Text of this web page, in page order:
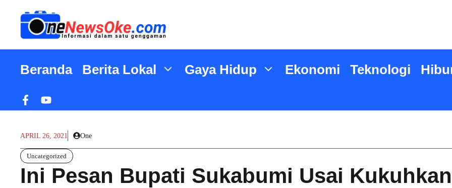
Beranda Berita Lokal Gaya Hidup Ekonomi Teknologi
APRIL 26, 2021 One
Uncategorized
Ini Pesan Bupati Sukabumi Usai